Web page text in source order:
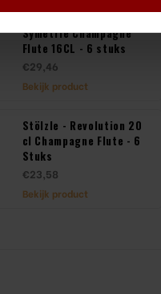
Symetrie Champagne
Flute 16CL - 6 stuks
€29,46
Bekijk product
Stölzle - Revolution 20
cl Champagne Flute - 6
Stuks
€23,58
Bekijk product